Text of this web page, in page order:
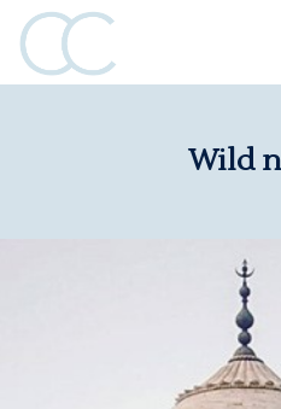
Wild